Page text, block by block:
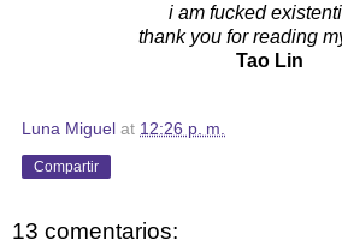
i am fucked
thank you for reading
Tao Lin
Luna Miguel at 12:26 p. m.
Compartir
13 comentarios: